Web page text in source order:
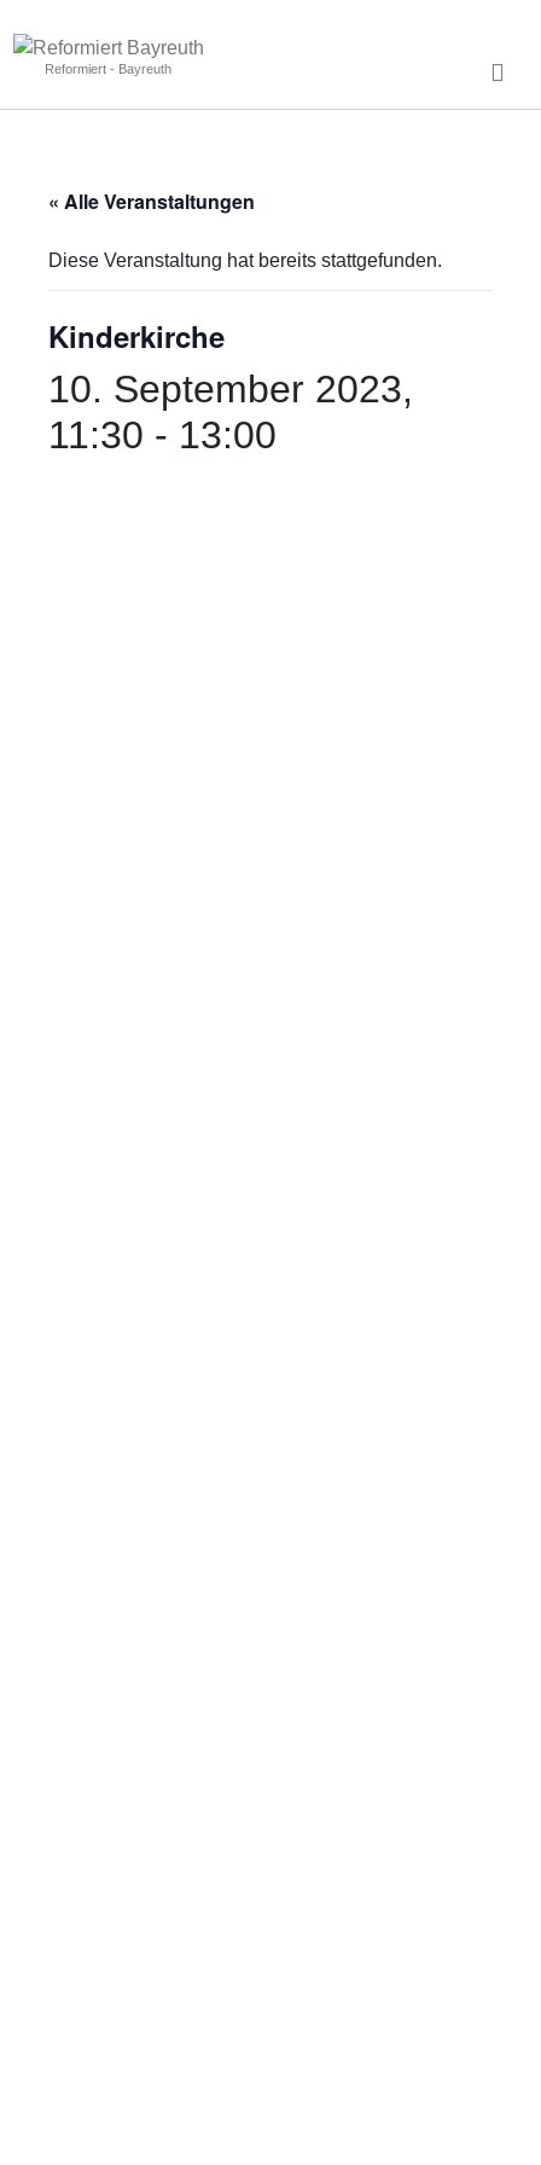
Reformiert - Bayreuth
« Alle Veranstaltungen
Diese Veranstaltung hat bereits stattgefunden.
Kinderkirche
10. September 2023,
11:30 - 13:00